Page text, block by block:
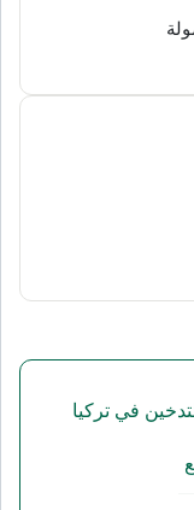
في تركيا